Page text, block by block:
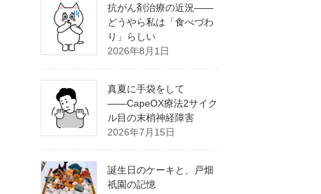
抗がん剤治療の近況――
どうやら私は「食べづわ
り」らしい
2026年8月1日
真夏に手袋をして
――CapeOX療法2サイク
ル目の末梢神経障害
2026年7月15日
誕生日のケーキと、戸畑
祇園の記憶